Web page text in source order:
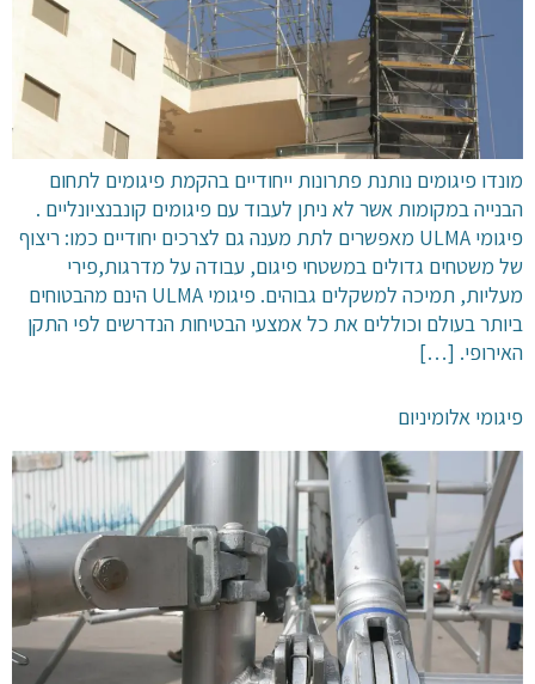
מונדו פיגומים נותנת פתרונות ייחודיים בהקמת פיגומים לתחום
הבנייה במקומות אשר לא ניתן לעבוד עם פיגומים קונבנציונליים .
פיגומי ULMA מאפשרים לתת מענה גם לצרכים יחודיים כמו: ריצוף
של משטחים גדולים במשטחי פיגום, עבודה על מדרגות,פירי
מעליות, תמיכה למשקלים גבוהים. פיגומי ULMA הינם מהבטוחים
ביותר בעולם וכוללים את כל אמצעי הבטיחות הנדרשים לפי התקן
האירופי. […]
פיגומי אלומיניום